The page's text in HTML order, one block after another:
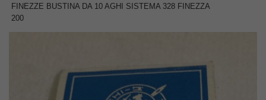
FINEZZE BUSTINA DA 10 AGHI SISTEMA 328 FINEZZA
200